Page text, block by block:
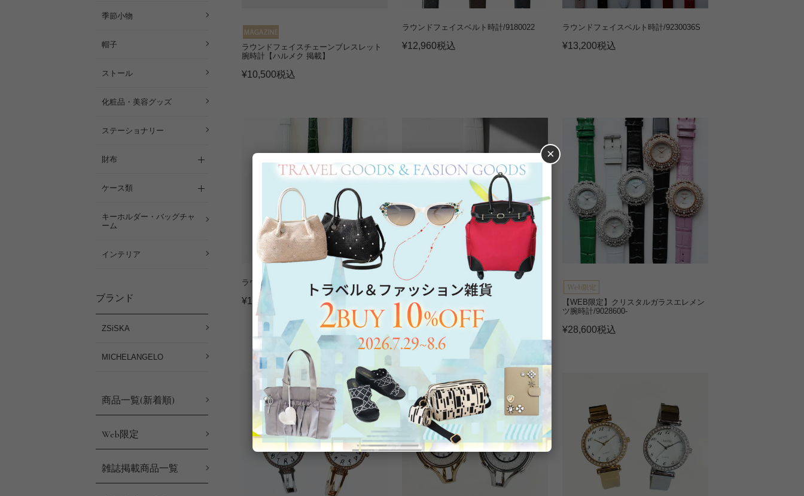
季節小物
帽子
ストール
化粧品・美容グッズ
ステーショナリー
財布
ケース類
キーホルダー・バッグチャ
ーム
インテリア
ブランド
ZSiSKA
MICHELANGELO
商品一覧(新着順)
Web限定
雑誌掲載商品一覧
ラウンドフェイスチェーンブレスレット
腕時計【ハルメク 掲載】
¥10,500税込
ラウンドフェイスベルト時計/9180022
¥12,960税込
ラウンドフェイスベルト時計/9230036S
¥13,200税込
ラウンドフェイスベルト時計/9180024G
¥18,630
クリスタルガラススクエアフェイスエナ
メルベルト腕時計【and GIRL 掲載】
¥ 22,000税込
【WEB限定】クリスタルガラスエレメン
ツ腕時計/9028600-
¥28,600税込
×